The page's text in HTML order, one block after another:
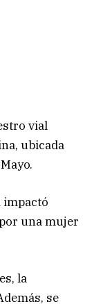
vial
ubicada
impactó
una mujer
la
se